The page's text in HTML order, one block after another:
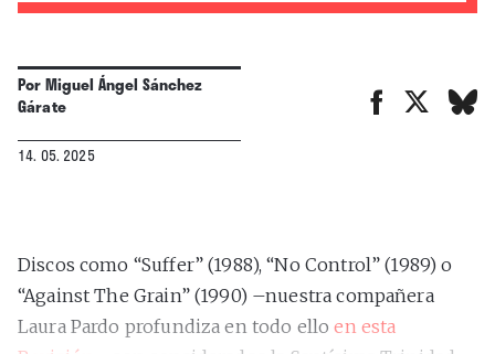
PorMiguel Ángel Sánchez
Gárate
14. 05. 2025
Discos como “Suffer” (1988), “No Control” (1989) o
“Against The Grain” (1990) –nuestra compañera
Laura Pardo profundiza en todo elloen esta